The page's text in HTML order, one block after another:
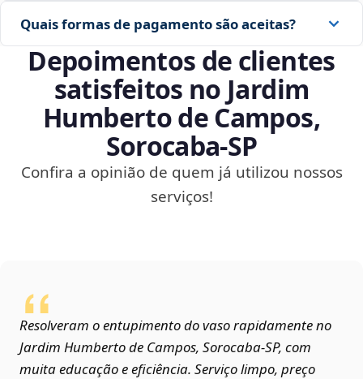
Quais formas de pagamento são aceitas?
Depoimentos de clientes
satisfeitos no Jardim
Humberto de Campos,
Sorocaba‑SP
Confira a opinião de quem já utilizou nossos
serviços!
Resolveram o entupimento do vaso rapidamente no
Jardim Humberto de Campos, Sorocaba‑SP, com
muita educação e eficiência. Serviço limpo, preço